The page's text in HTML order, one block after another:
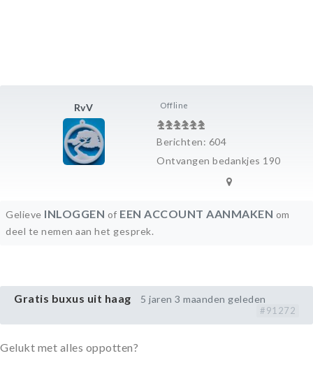
RvV Offline
Berichten: 604
Ontvangen bedankjes 190
Gelieve INLOGGEN of EEN ACCOUNT AANMAKEN om
deel te nemen aan het gesprek.
Gratis buxus uit haag 5 jaren 3 maanden geleden
#91272
Gelukt met alles oppotten?